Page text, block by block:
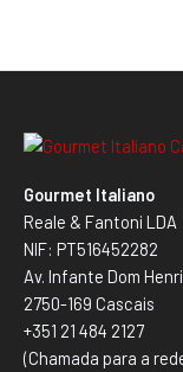
Gourmet Italiano
Reale & Fantoni LDA
NIF: PT516452282
Av. Infante Dom
2750-169 Cascais
+351 21 484 2127
(Chamada para a